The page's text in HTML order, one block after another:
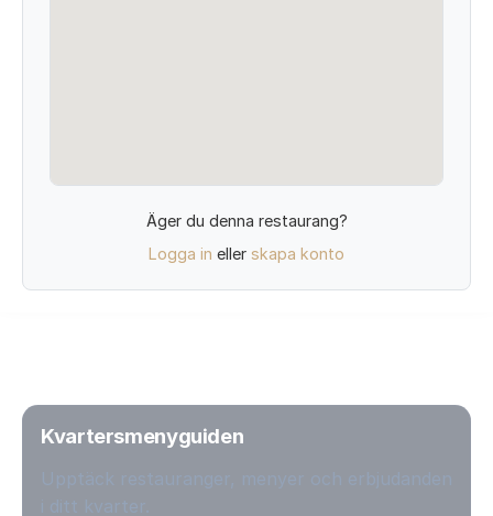
Äger du denna restaurang?
Logga in eller skapa konto
Kvartersmenyguiden